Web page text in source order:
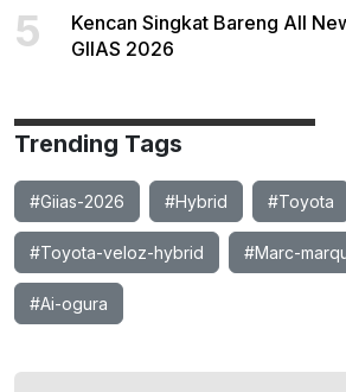
5
Kencan Singkat Bareng All
GIIAS 2026
Trending Tags
#Giias-2026 #Hybrid #Toyota
#Toyota-veloz-hybrid #Marc-
#Ai-ogura